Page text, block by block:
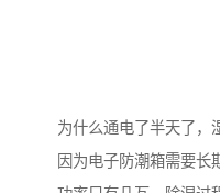
为什么通电了半天了，
因为电子防潮箱需要长